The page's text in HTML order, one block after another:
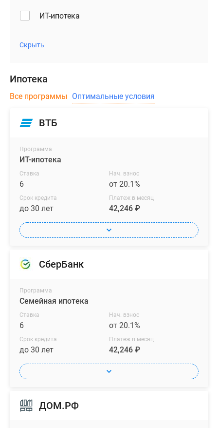
ИТ-ипотека
Скрыть
Ипотека
Все программы Оптимальные условия
ВТБ
Программа
ИТ-ипотека
Ставка
6
Нач. взнос
от 20.1%
Срок кредита
до 30 лет
Платеж в месяц
42,246 ₽
СберБанк
Программа
Семейная ипотека
Ставка
6
Нач. взнос
от 20.1%
Срок кредита
до 30 лет
Платеж в месяц
42,246 ₽
ДОМ.РФ